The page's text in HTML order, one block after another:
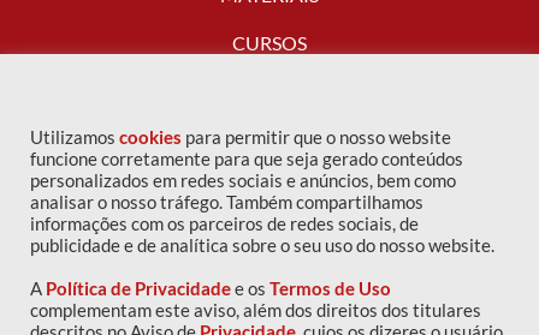
CURSOS
FALE CONOSCO
Utilizamos cookies para permitir que o nosso website
funcione corretamente para que seja gerado conteúdos
personalizados em redes sociais e anúncios, bem como
analisar o nosso tráfego. Também compartilhamos
informações com os parceiros de redes sociais, de
publicidade e de analítica sobre o seu uso do nosso website.
A Política de Privacidadee os Termos de Uso
complementam este aviso, além dos direitos dos titulares